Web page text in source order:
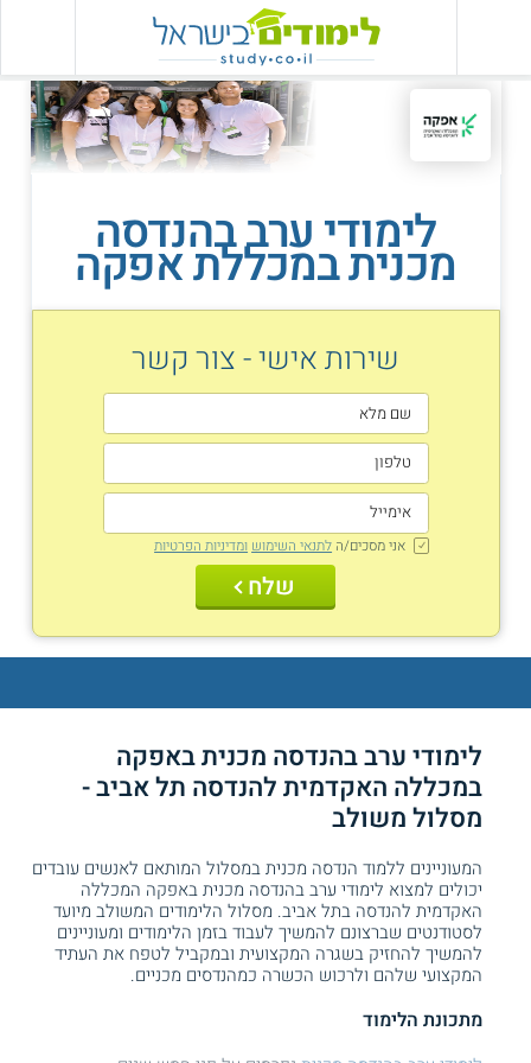
לימודי ערב בהנדסה
מכנית במכללת אפקה
שירות אישי - צור קשר
אני מסכים/ה לתנאי השימוש ומדיניות הפרטיות
שלח
לימודי ערב בהנדסה מכנית באפקה
במכללה האקדמית להנדסה תל אביב -
מסלול משולב
המעוניינים ללמוד הנדסה מכנית במסלול המותאם לאנשים עובדים
יכולים למצוא לימודי ערב בהנדסה מכנית באפקה המכללה
האקדמית להנדסה בתל אביב. מסלול הלימודים המשולב מיועד
לסטודנטים שברצונם להמשיך לעבוד בזמן הלימודים ומעוניינים
להמשיך להחזיק בשגרה המקצועית ובמקביל לטפח את העתיד
המקצועי שלהם ולרכוש הכשרה כמהנדסים מכניים.
מתכונת הלימוד